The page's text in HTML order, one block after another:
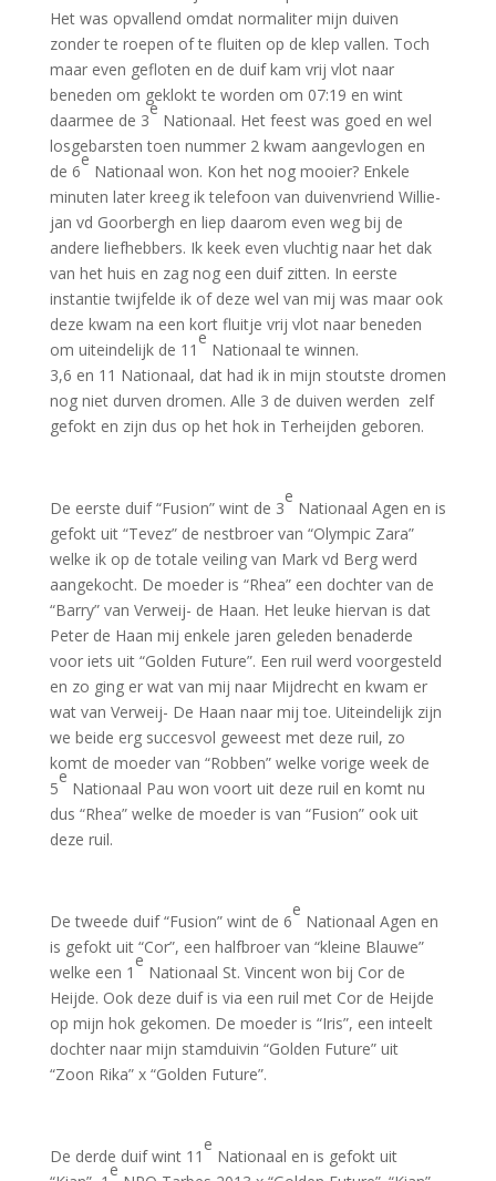
Het was opvallend omdat normaliter mijn duiven
zonder te roepen of te fluiten op de klep vallen. Toch
maar even gefloten en de duif kam vrij vlot naar
beneden om geklokt te worden om 07:19 en wint
daarmee de 3
e
Nationaal. Het feest was goed en wel
losgebarsten toen nummer 2 kwam aangevlogen en
de 6
e
Nationaal won. Kon het nog mooier? Enkele
minuten later kreeg ik telefoon van duivenvriend Willie-
jan vd Goorbergh en liep daarom even weg bij de
andere liefhebbers. Ik keek even vluchtig naar het dak
van het huis en zag nog een duif zitten. In eerste
instantie twijfelde ik of deze wel van mij was maar ook
deze kwam na een kort fluitje vrij vlot naar beneden
om uiteindelijk de 11
e
Nationaal te winnen.
3,6 en 11 Nationaal, dat had ik in mijn stoutste dromen
nog niet durven dromen. Alle 3 de duiven werden zelf
gefokt en zijn dus op het hok in Terheijden geboren.
De eerste duif “Fusion” wint de 3
e
Nationaal Agen en is
gefokt uit “Tevez” de nestbroer van “Olympic Zara”
welke ik op de totale veiling van Mark vd Berg werd
aangekocht. De moeder is “Rhea” een dochter van de
“Barry” van Verweij- de Haan. Het leuke hiervan is dat
Peter de Haan mij enkele jaren geleden benaderde
voor iets uit “Golden Future”. Een ruil werd voorgesteld
en zo ging er wat van mij naar Mijdrecht en kwam er
wat van Verweij- De Haan naar mij toe. Uiteindelijk zijn
we beide erg succesvol geweest met deze ruil, zo
komt de moeder van “Robben” welke vorige week de
5
e
Nationaal Pau won voort uit deze ruil en komt nu
dus “Rhea” welke de moeder is van “Fusion” ook uit
deze ruil.
De tweede duif “Fusion” wint de 6
e
Nationaal Agen en
is gefokt uit “Cor”, een halfbroer van “kleine Blauwe”
welke een 1
e
Nationaal St. Vincent won bij Cor de
Heijde. Ook deze duif is via een ruil met Cor de Heijde
op mijn hok gekomen. De moeder is “Iris”, een inteelt
dochter naar mijn stamduivin “Golden Future” uit
“Zoon Rika” x “Golden Future”.
De derde duif wint 11
e
Nationaal en is gefokt uit
e